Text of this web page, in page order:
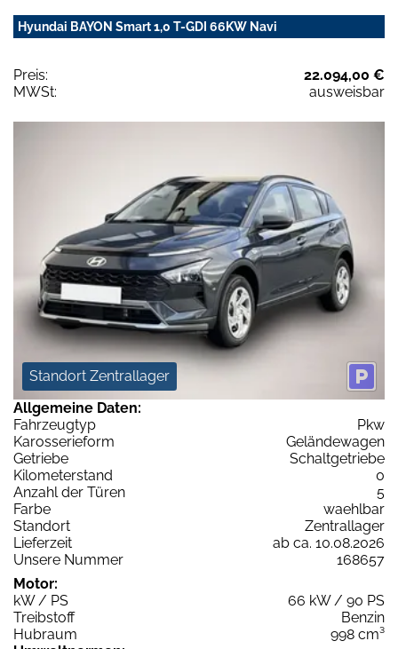
Hyundai BAYON Smart 1,0 T-GDI 66KW Navi
Preis:
22.094,00 €
MWSt:
ausweisbar
Standort Zentrallager
Allgemeine Daten:
Fahrzeugtyp
Pkw
Karosserieform
Geländewagen
Getriebe
Schaltgetriebe
Kilometerstand
0
Anzahl der Türen
5
Farbe
waehlbar
Standort
Zentrallager
Lieferzeit
ab ca. 10.08.2026
Unsere Nummer
168657
Motor:
kW / PS
66 kW / 90 PS
Treibstoff
Benzin
Hubraum
998 cm³